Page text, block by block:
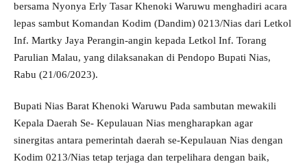
bersama Nyonya Erly Tasar Khenoki Waruwu menghadiri acara
lepas sambut Komandan Kodim (Dandim) 0213/Nias dari Letkol
Inf. Martky Jaya Perangin-angin kepada Letkol Inf. Torang
Parulian Malau, yang dilaksanakan di Pendopo Bupati Nias,
Rabu (21/06/2023).
Bupati Nias Barat Khenoki Waruwu Pada sambutan mewakili
Kepala Daerah Se- Kepulauan Nias mengharapkan agar
sinergitas antara pemerintah daerah se-Kepulauan Nias dengan
Kodim 0213/Nias tetap terjaga dan terpelihara dengan baik,